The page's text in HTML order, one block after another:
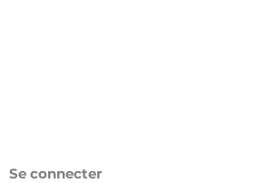
Se connecter